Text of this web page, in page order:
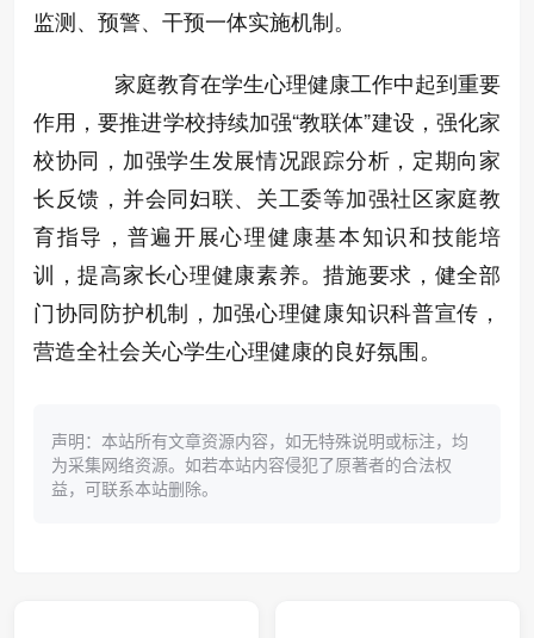
监测、预警、干预一体实施机制。
家庭教育在学生心理健康工作中起到重要
作用，要推进学校持续加强“教联体”建设，强化家
校协同，加强学生发展情况跟踪分析，定期向家
长反馈，并会同妇联、关工委等加强社区家庭教
育指导，普遍开展心理健康基本知识和技能培
训，提高家长心理健康素养。措施要求，健全部
门协同防护机制，加强心理健康知识科普宣传，
营造全社会关心学生心理健康的良好氛围。
声明：本站所有文章资源内容，如无特殊说明或标注，均
为采集网络资源。如若本站内容侵犯了原著者的合法权
益，可联系本站删除。